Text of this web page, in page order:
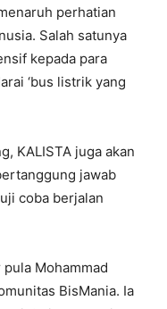
perhatian
Salah satunya
kepada para
‘bus listrik yang
KALISTA juga akan
jawab
coba berjalan
Mohammad
BisMania. Ia